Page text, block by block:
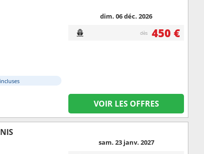
dim. 06 déc. 2026
dès 450 €
VOIR LES OFFRES
sam. 23 janv. 2027